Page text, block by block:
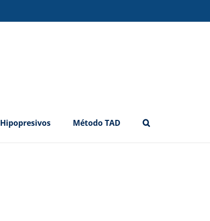
Hipopresivos Método TAD